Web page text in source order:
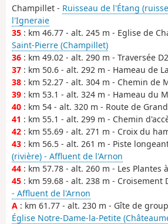
Champillet - Ruisseau de l'Étang
l'Igneraie
35 : km 46.77 - alt. 245 m - Eglise de
Saint-Pierre (Champillet)
36 : km 49.02 - alt. 290 m - Traversée
37 : km 50.6 - alt. 292 m - Hameau de
38 : km 52.27 - alt. 304 m - Chemin de
39 : km 53.1 - alt. 324 m - Hameau du
40 : km 54 - alt. 320 m - Route de
41 : km 55.1 - alt. 299 m - Chemin
42 : km 55.69 - alt. 271 m - Croix du
43 : km 56.5 - alt. 261 m - Piste
(rivière) - Affluent de l'Arnon
44 : km 57.78 - alt. 260 m - Les Plantes
45 : km 59.68 - alt. 238 m - Croisement
- Affluent de l'Arnon
A : km 61.77 - alt. 230 m - Gîte de
Église Notre-Dame-la-Petite